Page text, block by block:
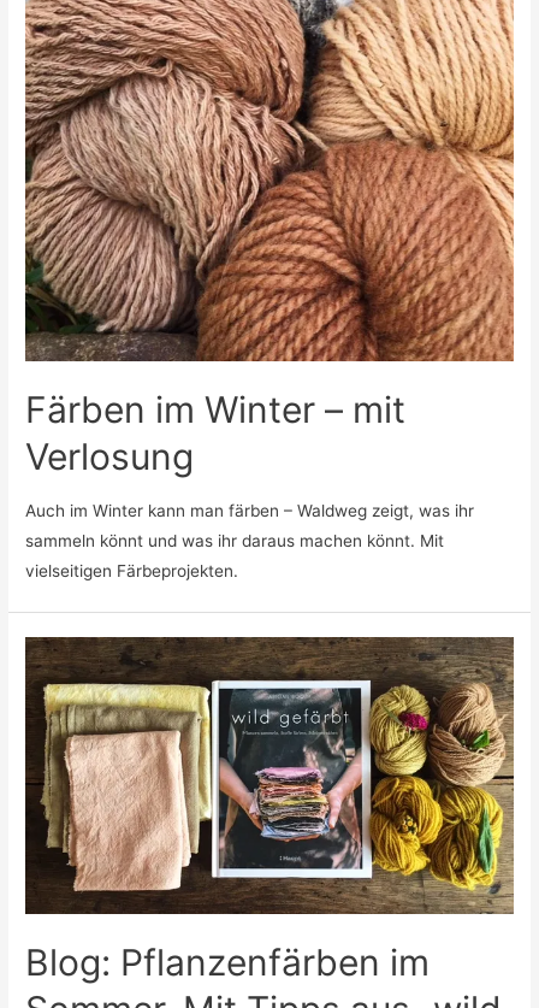
Färben im Winter – mit
Verlosung
Auch im Winter kann man färben – Waldweg zeigt, was ihr
sammeln könnt und was ihr daraus machen könnt. Mit
vielseitigen Färbeprojekten.
Blog: Pflanzenfärben im